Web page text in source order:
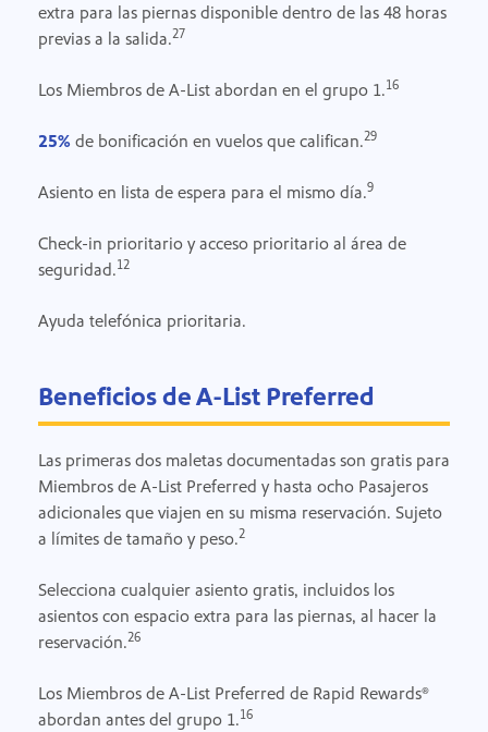
extra para las piernas disponible dentro de las 48 horas
previas a la salida.27
Los Miembros de A-List abordan en el grupo 1.16
25% de bonificación en vuelos que califican.29
Asiento en lista de espera para el mismo día.9
Check-in prioritario y acceso prioritario al área de
seguridad.12
Ayuda telefónica prioritaria.
Beneficios de A-List Preferred
Las primeras dos maletas documentadas son gratis para
Miembros de A-List Preferred y hasta ocho Pasajeros
adicionales que viajen en su misma reservación. Sujeto
a límites de tamaño y peso.2
Selecciona cualquier asiento gratis, incluidos los
asientos con espacio extra para las piernas, al hacer la
reservación.26
Los Miembros de A-List Preferred de Rapid Rewards®
abordan antes del grupo 1.16